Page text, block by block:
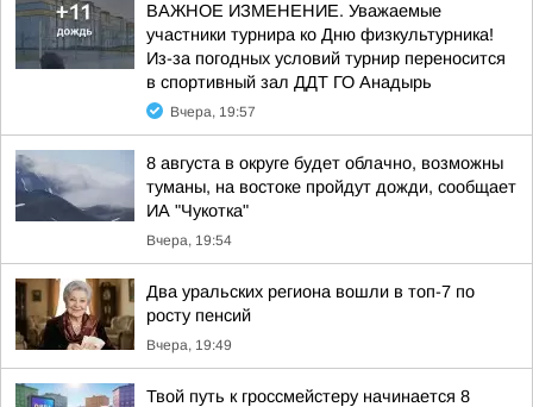
ВАЖНОЕ ИЗМЕНЕНИЕ. Уважаемые
участники турнира ко Дню физкультурника!
Из-за погодных условий турнир переносится
в спортивный зал ДДТ ГО Анадырь
Вчера, 19:57
8 августа в округе будет облачно, возможны
туманы, на востоке пройдут дожди, сообщает
ИА "Чукотка"
Вчера, 19:54
Два уральских региона вошли в топ-7 по
росту пенсий
Вчера, 19:49
Твой путь к гроссмейстеру начинается 8